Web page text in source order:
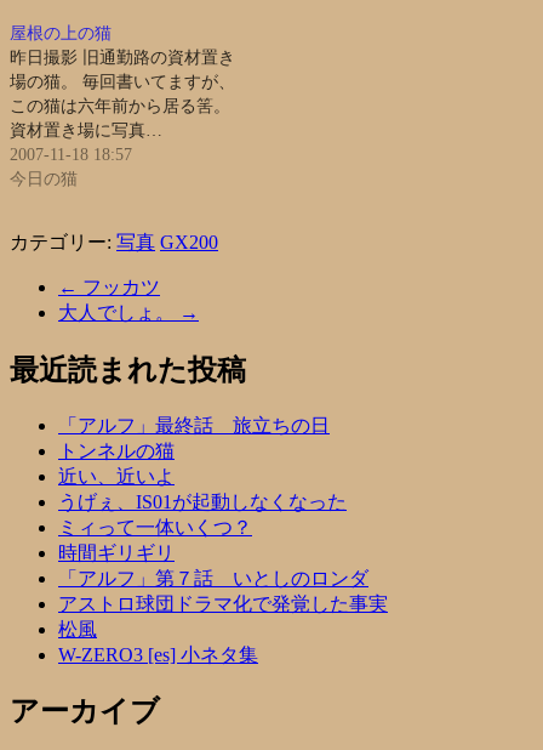
屋根の上の猫
昨日撮影 旧通勤路の資材置き
場の猫。 毎回書いてますが、
この猫は六年前から居る筈。
資材置き場に写真…
2007-11-18 18:57
今日の猫
カテゴリー: 写真 GX200
← フッカツ
大人でしょ。
→
最近読まれた投稿
「アルフ」最終話 旅立ちの日
トンネルの猫
近い、近いよ
うげぇ、IS01が起動しなくなった
ミィって一体いくつ？
時間ギリギリ
「アルフ」第７話 いとしのロンダ
アストロ球団ドラマ化で発覚した事実
松風
W-ZERO3 [es] 小ネタ集
アーカイブ